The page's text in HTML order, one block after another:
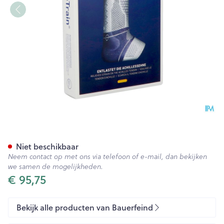
€ 95,75
Niet beschikbaar
Neem contact op met ons via telefoon of e-mail, dan bekijken
we samen de mogelijkheden.
Bekijk alle producten van Bauerfeind